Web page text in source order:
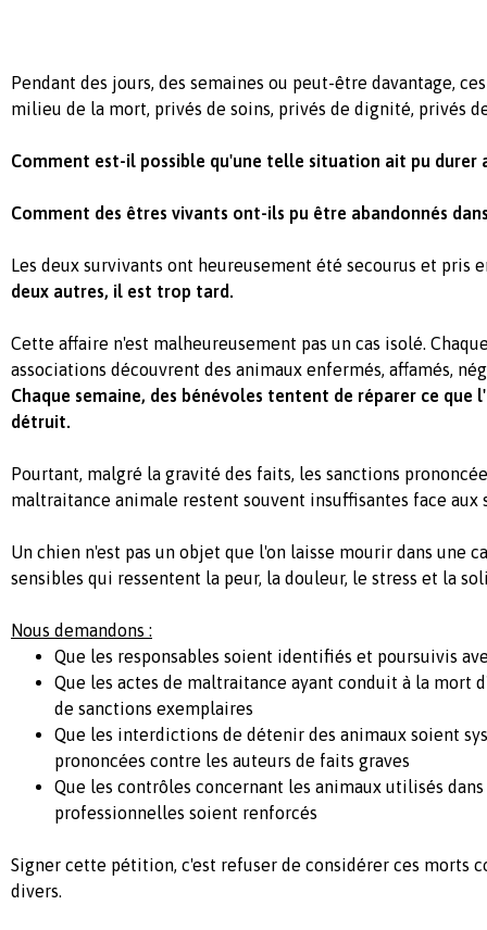
Pendant des jours, des semaines ou peut-être davantage,
milieu de la mort, privés de soins, privés de dignité, privés
Comment est-il possible qu'une telle situation ait pu durer
Comment des êtres vivants ont-ils pu être abandonnés
Les deux survivants ont heureusement été secourus et pris
deux autres, il est trop tard.
Cette affaire n'est malheureusement pas un cas isolé.
associations découvrent des animaux enfermés, affamés,
Chaque semaine, des bénévoles tentent de réparer ce que
détruit.
Pourtant, malgré la gravité des faits, les sanctions
maltraitance animale restent souvent insuffisantes face aux
Un chien n'est pas un objet que l'on laisse mourir dans une
sensibles qui ressentent la peur, la douleur, le stress et la
Nous demandons :
Que les responsables soient identifiés et poursuivis
Que les actes de maltraitance ayant conduit à la mort
de sanctions exemplaires
Que les interdictions de détenir des animaux soient
prononcées contre les auteurs de faits graves
Que les contrôles concernant les animaux utilisés
professionnelles soient renforcés
Signer cette pétition, c'est refuser de considérer ces morts
divers.